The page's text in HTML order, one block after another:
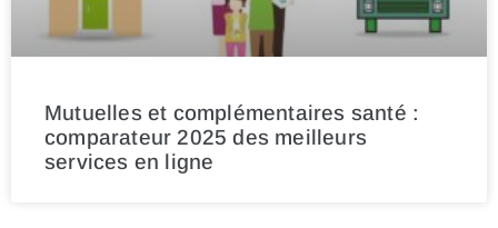
Mutuelles et complémentaires santé :
comparateur 2025 des meilleurs
services en ligne